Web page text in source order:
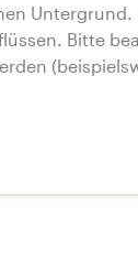
Untergrund.
Bitte